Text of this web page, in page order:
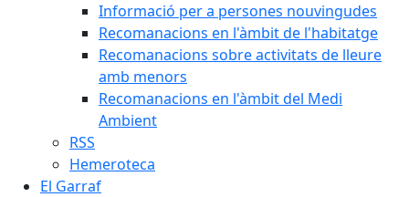
Informació per a persones nouvingudes
Recomanacions en l'àmbit de l'habitatge
Recomanacions sobre activitats de lleure
amb menors
Recomanacions en l'àmbit del Medi
Ambient
RSS
Hemeroteca
El Garraf